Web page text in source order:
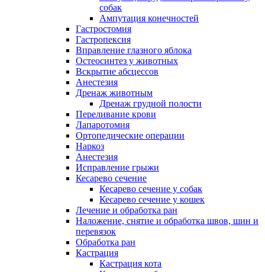
собак
Ампутация конечностей
Гастростомия
Гастропексия
Вправление глазного яблока
Остеосинтез у животных
Вскрытие абсцессов
Анестезия
Дренаж животным
Дренаж грудной полости
Переливание крови
Лапаротомия
Ортопедические операции
Наркоз
Анестезия
Исправление грыжи
Кесарево сечение
Кесарево сечение у собак
Кесарево сечение у кошек
Лечение и обработка ран
Наложение, снятие и обработка швов, шин и
перевязок
Обработка ран
Кастрация
Кастрация кота